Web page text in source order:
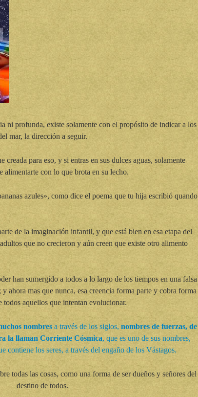
ni profunda, existe solamente con el propósito de indicar a los
mar, la dirección a seguir.
creada para eso, y si entras en sus dulces aguas, solamente
alimentarte con lo que brota en su lecho.
azules», como dice el poema que tu hija escribió quando
de la imaginación infantil, y que está bien en esa etapa del
que no crecieron y aún creen que existe otro alimento
han sumergido a todos a lo largo de los tiempos en una falsa
ahora mas que nunca, esa creencia forma parte y cobra forma
todos aquellos que intentan evolucionar.
nombresa través de los siglos, nombres de fuerzas, de
la llaman Corriente Cósmica, que es uno de sus nombres,
contiene los seres, a través del engaño de los Vástagos.
todas las cosas, como una forma de ser dueños y señores del
destino de todos.